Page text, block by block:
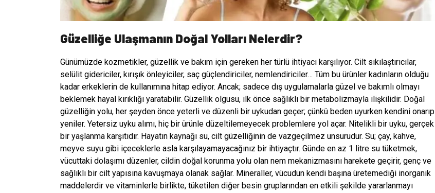
Güzelliğe Ulaşmanın Doğal Yolları Nelerdir?
Günümüzde kozmetikler, güzellik ve bakım için gereken her türlü ihtiyacı karşılıyor. Cilt sıkılaştırıcılar,
selülit gidericiler, kırışık önleyiciler, saç güçlendiriciler, nemlendiriciler… Tüm bu ürünler kadınların olduğu
kadar erkeklerin de kullanımına hitap ediyor. Ancak; sadece dış uygulamalarla güzel ve bakımlı olmayı
beklemek hayal kırıklığı yaratabilir. Güzellik olgusu, ilk önce sağlıklı bir metabolizmayla ilişkilidir. Doğal
güzelliğin yolu, her şeyden önce yeterli ve düzenli bir uykudan geçer; çünkü beden uyurken kendini onarıp
yeniler. Yetersiz uyku alımı, hiç bir ürünle düzeltilemeyecek problemlere yol açar. Nitelikli bir uyku, gerçek
bir yaşlanma karşıtıdır. Hayatın kaynağı su, cilt güzelliğinin de vazgeçilmez unsurudur. Su; çay, kahve,
meyve suyu gibi içeceklerle asla karşılayamayacağınız bir ihtiyaçtır. Günde en az 1 litre su tüketmek,
vücuttaki dolaşımı düzenler, cildin doğal korunma yolu olan nem mekanizmasını harekete geçirir, genç ve
sağlıklı bir cilt yapısına kavuşmaya olanak sağlar. Mineraller, vücudun kendi başına üretemediği inorganik
maddelerdir ve vitaminlerle birlikte, tüketilen diğer besin gruplarından en etkili şekilde yararlanmayı